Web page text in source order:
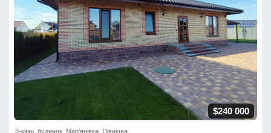
$240 000
3-кімн. будинок, Мар'янівка, Північна